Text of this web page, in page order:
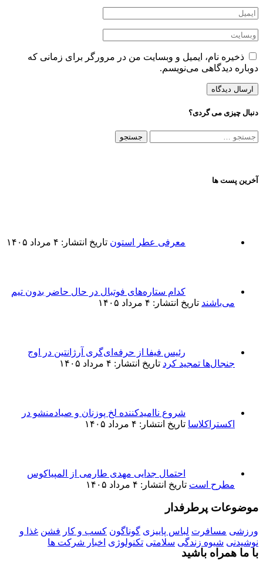
ذخیره نام، ایمیل و وبسایت من در مرورگر برای زمانی که
دوباره دیدگاهی می‌نویسم.
دنبال چیزی می گردی؟
جستجو
آخرین پست ها
معرفی عطر استون تاریخ انتشار: ۴ مرداد ۱۴۰۵
کدام ستاره‌های فوتبال در حال حاضر بدون تیم
می‌باشند تاریخ انتشار: ۴ مرداد ۱۴۰۵
رئیس فیفا از حرفه‌ای‌گری آرژانتین در اوج
جنجال‌ها تمجید کرد تاریخ انتشار: ۴ مرداد ۱۴۰۵
شروع ناامیدکننده لخ پوزنان و صیادمنشو در
اکستراکلاسا تاریخ انتشار: ۴ مرداد ۱۴۰۵
احتمال جدایی مهدی طارمی از المپیاکوس
مطرح است تاریخ انتشار: ۴ مرداد ۱۴۰۵
موضوعات پرطرفدار
ورزشی مسافرت لباس پاییزی گوناگون کسب و کار فشن غذا و
نوشیدنی شیوه زندگی سلامتی تکنولوژی اخبار شرکت ها
با ما همراه باشید